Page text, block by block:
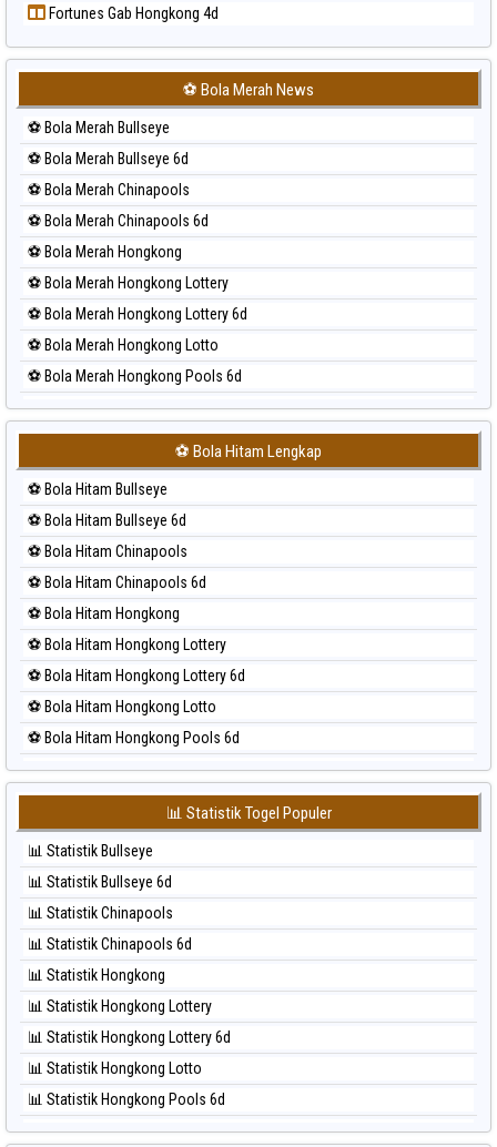
Prediksi Sydney Lottery
Prediksi Sydney Lottery 6d
Prediksi Sydney Pools 6d
Prediksi Taipei
Prediksi Taiwan
Fortunes Gab Hongkong 4d
⚽ Bola Merah News
⚽ Bola Merah Bullseye
⚽ Bola Merah Bullseye 6d
⚽ Bola Merah Chinapools
⚽ Bola Merah Chinapools 6d
⚽ Bola Merah Hongkong
⚽ Bola Merah Hongkong Lottery
⚽ Bola Merah Hongkong Lottery 6d
⚽ Bola Merah Hongkong Lotto
⚽ Bola Merah Hongkong Pools 6d
⚽ Bola Merah Japan
⚽ Bola Merah Japan 6d
⚽ Bola Merah Korea
⚽ Bola Merah Kuda Lari
⚽ Bola Merah Magnum Cambodia
⚽ Bola Merah Nagoya
⚽ Bola Merah North Carolina Day
⚽ Bola Merah Pcso
⚽ Bola Merah Sao Paulo
⚽ Bola Merah Singapore
⚽ Bola Merah Sydney
⚽ Bola Merah Sydney Lottery
⚽ Bola Merah Sydney Lottery 6d
⚽ Bola Merah Sydney Lotto
⚽ Bola Merah Sydney Pools 6d
⚽ Bola Merah Taipei
⚽ Bola Merah Taiwan
⚽ Bola Hitam Lengkap
⚽ Bola Hitam Bullseye
⚽ Bola Hitam Bullseye 6d
⚽ Bola Hitam Chinapools
⚽ Bola Hitam Chinapools 6d
⚽ Bola Hitam Hongkong
⚽ Bola Hitam Hongkong Lottery
⚽ Bola Hitam Hongkong Lottery 6d
⚽ Bola Hitam Hongkong Lotto
⚽ Bola Hitam Hongkong Pools 6d
⚽ Bola Hitam Japan
⚽ Bola Hitam Japan 6d
⚽ Bola Hitam Korea
⚽ Bola Hitam Kuda Lari
⚽ Bola Hitam Magnum Cambodia
⚽ Bola Hitam Nagoya
⚽ Bola Hitam North Carolina Day
⚽ Bola Hitam Pcso
⚽ Bola Hitam Sao Paulo
⚽ Bola Hitam Singapore
⚽ Bola Hitam Sydney
⚽ Bola Hitam Sydney Lottery
⚽ Bola Hitam Sydney Lottery 6d
📊 Statistik Togel Populer
📊 Statistik Bullseye
📊 Statistik Bullseye 6d
📊 Statistik Chinapools
📊 Statistik Chinapools 6d
📊 Statistik Hongkong
📊 Statistik Hongkong Lottery
📊 Statistik Hongkong Lottery 6d
📊 Statistik Hongkong Lotto
📊 Statistik Hongkong Pools 6d
📊 Statistik Japan